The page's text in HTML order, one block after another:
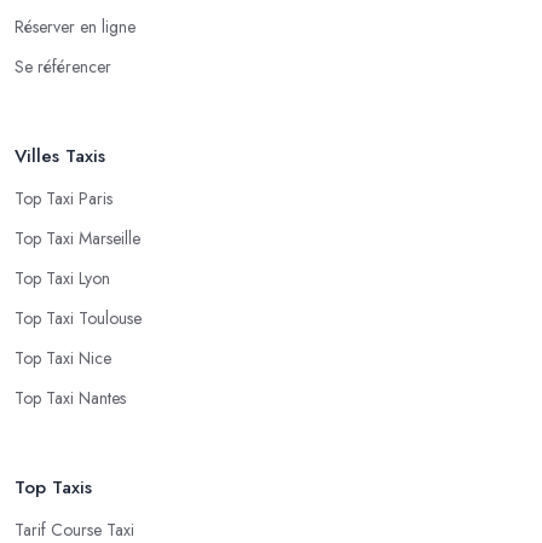
Réserver en ligne
Se référencer
Villes Taxis
Top Taxi Paris
Top Taxi Marseille
Top Taxi Lyon
Top Taxi Toulouse
Top Taxi Nice
Top Taxi Nantes
Top Taxis
Tarif Course Taxi